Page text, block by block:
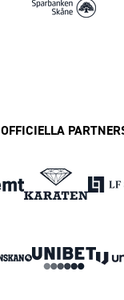
OFFICIELLA